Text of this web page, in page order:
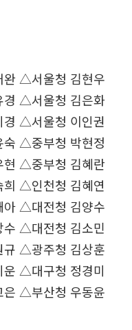
△서울청 김현우
△서울청 김은화
△서울청 이인권
△중부청 박현정
△중부청 김혜란
△인천청 김혜연
△대전청 김양수
△대전청 김소민
△광주청 김상훈
△대구청 정경미
△부산청 우동윤